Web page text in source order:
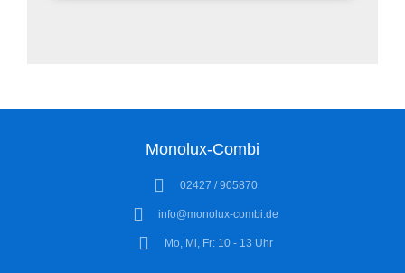
Monolux-Combi
02427 / 905870
info@monolux-combi.de
Mo, Mi, Fr: 10 - 13 Uhr